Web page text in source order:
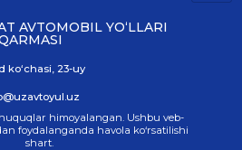
AVTOMOBIL YOʻLLARI
koʻchasi, 23-uy
himoyalangan. Ushbu veb-
foydalanganda havola ko‘rsatilishi
shart.